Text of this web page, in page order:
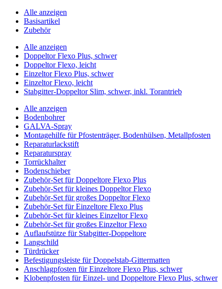
Alle anzeigen
Basisartikel
Zubehör
Alle anzeigen
Doppeltor Flexo Plus, schwer
Doppeltor Flexo, leicht
Einzeltor Flexo Plus, schwer
Einzeltor Flexo, leicht
Stabgitter-Doppeltor Slim, schwer, inkl. Torantrieb
Alle anzeigen
Bodenbohrer
GALVA-Spray
Montagehilfe für Pfostenträger, Bodenhülsen, Metallpfosten
Reparaturlackstift
Reparaturspray
Torrückhalter
Bodenschieber
Zubehör-Set für Doppeltore Flexo Plus
Zubehör-Set für kleines Doppeltor Flexo
Zubehör-Set für großes Doppeltor Flexo
Zubehör-Set für Einzeltore Flexo Plus
Zubehör-Set für kleines Einzeltor Flexo
Zubehör-Set für großes Einzeltor Flexo
Auflaufstütze für Stabgitter-Doppeltore
Langschild
Türdrücker
Befestigungsleiste für Doppelstab-Gittermatten
Anschlagpfosten für Einzeltore Flexo Plus, schwer
Klobenpfosten für Einzel- und Doppeltore Flexo Plus, schwer